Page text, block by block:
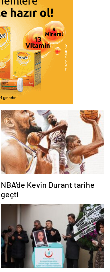
NBA'de Kevin Durant tarihe
geçti